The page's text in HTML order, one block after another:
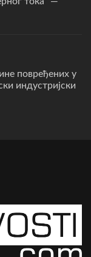
повређених у
индустријски